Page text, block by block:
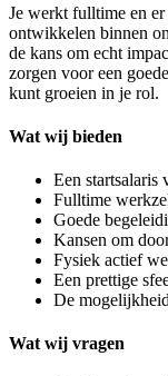
Je werkt fulltime en
ontwikkelen binnen
de kans om echt
zorgen voor een
kunt groeien in je rol.
Wat wij bieden
Een startsalaris
Fulltime
Goede
Kansen om
Fysiek actief
Een prettige
De
Wat wij vragen